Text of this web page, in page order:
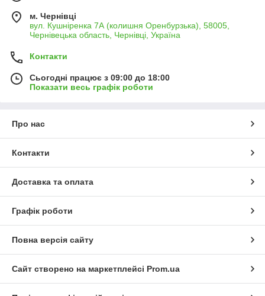
м. Чернівці
вул. Кушніренка 7А (колишня Оренбурзька), 58005,
Чернівецька область, Чернівці, Україна
Контакти
Сьогодні працює з 09:00 до 18:00
Показати весь графік роботи
Про нас
Контакти
Доставка та оплата
Графік роботи
Повна версія сайту
Сайт створено на маркетплейсі Prom.ua